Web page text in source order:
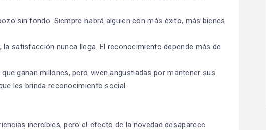
sin fondo. Siempre habrá alguien con más éxito, más bienes
satisfacción nunca llega. El reconocimiento depende más de
ganan millones, pero viven angustiadas por mantener sus
les brinda reconocimiento social.
increíbles, pero el efecto de la novedad desaparece